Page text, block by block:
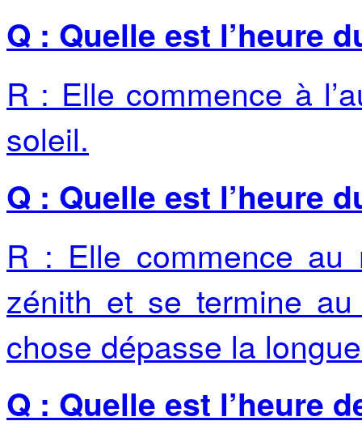
Q : Quelle est l’heure
R : Elle commence à
soleil.
Q : Quelle est l’heure
R : Elle commence
zénith et se termine
chose dépasse la
Q : Quelle est l’heure